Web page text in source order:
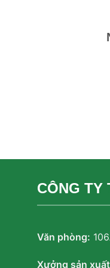
CÔNG TY
Văn phòng:
Xưởng sản